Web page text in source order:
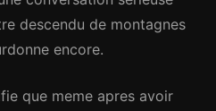
descendu de montagnes
encore.
que meme apres avoir